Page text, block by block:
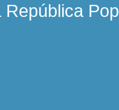
República